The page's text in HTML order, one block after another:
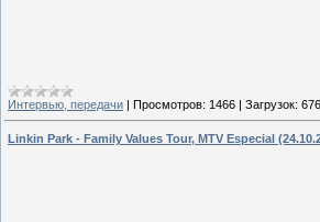
Интервью, передачи | Просмотров: 1466 | Загрузок: 676
Linkin Park - Family Values Tour, MTV Especial